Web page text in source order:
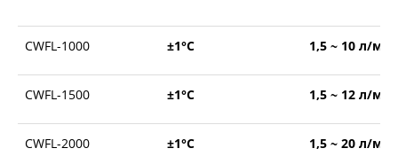
CWFL-1000 ±1°С 1,5 ~ 10 л/
CWFL-1500 ±1°С 1,5 ~ 12 л/
CWFL-2000 ±1°С 1,5 ~ 20 л/